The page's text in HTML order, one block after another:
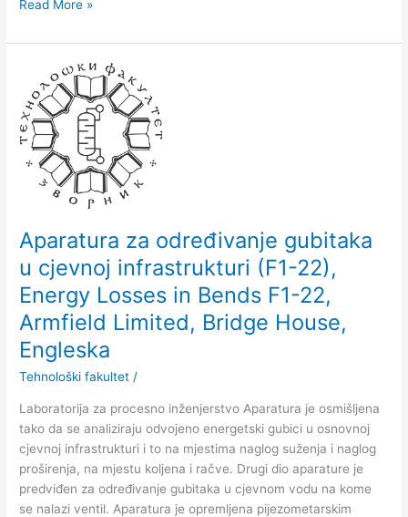
Read More »
Aparatura za određivanje gubitaka
u cjevnoj infrastrukturi (F1-22),
Energy Losses in Bends F1-22,
Armfield Limited, Bridge House,
Engleska
Tehnološki fakultet /
Laboratorija za procesno inženjerstvo Aparatura je osmišlјena
tako da se analiziraju odvojeno energetski gubici u osnovnoj
cjevnoj infrastrukturi i to na mjestima naglog suženja i naglog
proširenja, na mjestu kolјena i račve. Drugi dio aparature je
predviđen za određivanje gubitaka u cjevnom vodu na kome
se nalazi ventil. Aparatura je opremlјena pijezometarskim
Aparatura
za
određivanje
gubitaka
cjevnoj
infrastrukturi
22),
Energy
Losses
in
Bends
F1-
22,
Armfield
Bridge
House,
Engleska